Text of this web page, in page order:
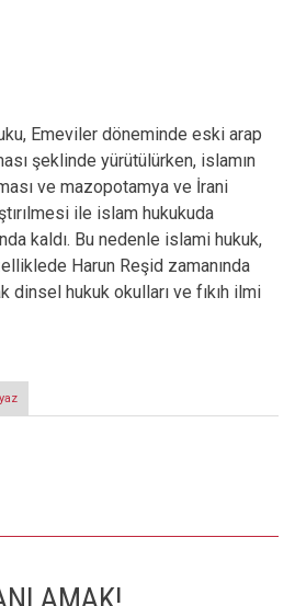
Emeviler döneminde eski arap
şeklinde yürütülürken, islamın
ve mazopotamya ve İrani
ile islam hukukuda
kaldı. Bu nedenle islami hukuk,
Harun Reşid zamanında
dinsel hukuk okulları ve fıkıh ilmi